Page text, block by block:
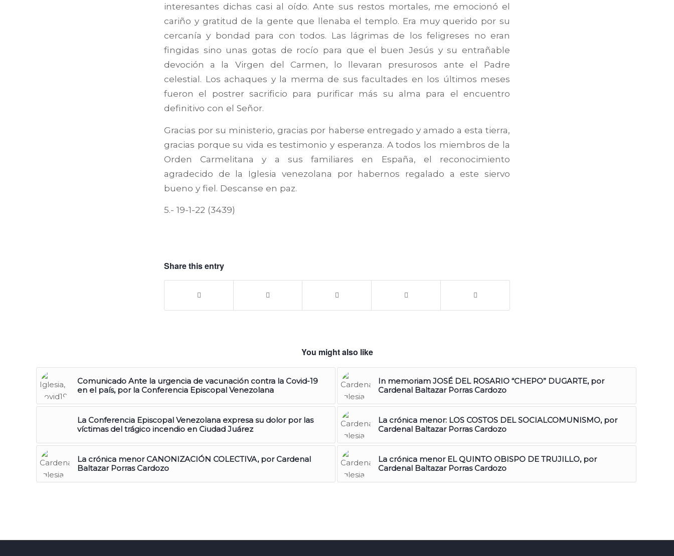
interesantes dichas casi al oído. Ante sus restos mortales, me emocionó el
cariño y gratitud de la gente que llenaba el templo. Era muy querido por su
cercanía y bondad para con todos. Las lágrimas de los feligreses no eran
fingidas sino unas gotas de rocío para que el buen Jesús y su entrañable
devoción a la Virgen del Carmen, lo llevaran presurosos ante el Padre
celestial. Los achaques y la merma de sus facultades en los últimos meses
fueron el postrer sacrificio para purificar más su alma para el encuentro
definitivo con el Señor.
Gracias por su ministerio, gracias por haberse entregado y amado a esta tierra,
gracias porque su vida es testimonio y esperanza. A todos los miembros de la
Orden Carmelitana y a sus familiares en España, el reconocimiento
agradecido de la Iglesia venezolana por habernos regalado a este siervo
bueno y fiel. Descanse en paz.
5.- 19-1-22 (3439)
Share this entry
You might also like
Comunicado Ante la urgencia de vacunación contra la Covid-19
en el país, por la Conferencia Episcopal Venezolana
In memoriam JOSÉ DEL ROSARIO “CHEPO” DUGARTE, por
Cardenal Baltazar Porras Cardozo
La Conferencia Episcopal Venezolana expresa su dolor por las
víctimas del trágico incendio en Ciudad Juárez
La crónica menor: LOS COSTOS DEL SOCIALCOMUNISMO, por
Cardenal Baltazar Porras Cardozo
La crónica menor CANONIZACIÓN COLECTIVA, por Cardenal
Baltazar Porras Cardozo
La crónica menor EL QUINTO OBISPO DE TRUJILLO, por
Cardenal Baltazar Porras Cardozo